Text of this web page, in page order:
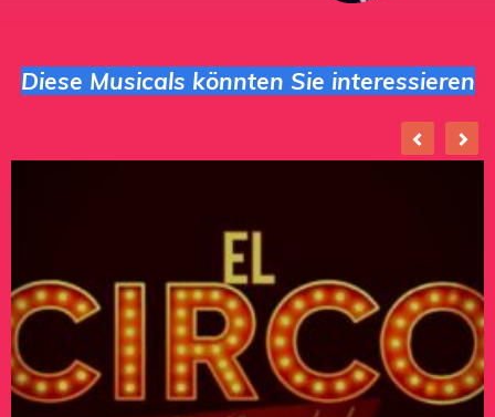
Diese Musicals könnten Sie interessieren